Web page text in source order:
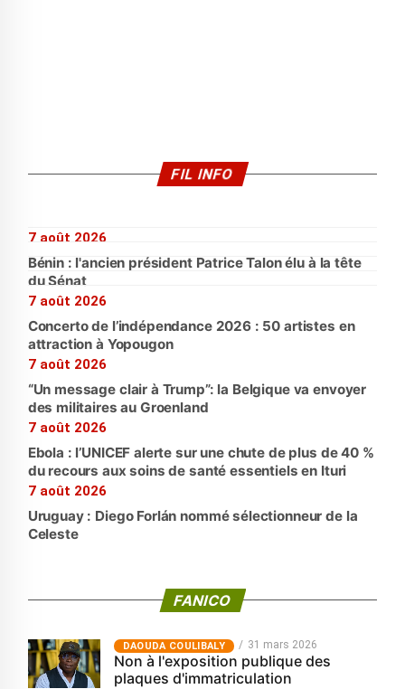
FIL INFO
7 août 2026
Bénin : l'ancien président Patrice Talon élu à la tête
du Sénat
7 août 2026
Concerto de l’indépendance 2026 : 50 artistes en
attraction à Yopougon
7 août 2026
“Un message clair à Trump”: la Belgique va envoyer
des militaires au Groenland
7 août 2026
Ebola : l’UNICEF alerte sur une chute de plus de 40 %
du recours aux soins de santé essentiels en Ituri
7 août 2026
Uruguay : Diego Forlán nommé sélectionneur de la
Celeste
FANICO
‎DAOUDA COULIBALY 31 mars 2026
Non à l'exposition publique des
plaques d'immatriculation